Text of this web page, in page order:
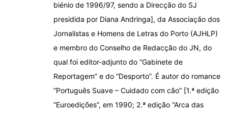
biénio de 1996/97, sendo a Direcção do SJ
presidida por Diana Andringa], da Associação dos
Jornalistas e Homens de Letras do Porto (AJHLP)
e membro do Conselho de Redacção do JN, do
qual foi editor-adjunto do “Gabinete de
Reportagem” e do “Desporto”. É autor do romance
“Português Suave – Cuidado com cão” [1.ª edição
“Euroedições”, em 1990; 2.ª edição “Arca das